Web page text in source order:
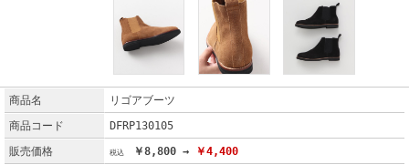
商品名
リゴアブーツ
商品コード
DFRP130105
販売価格
￥8,800 → ￥4,400